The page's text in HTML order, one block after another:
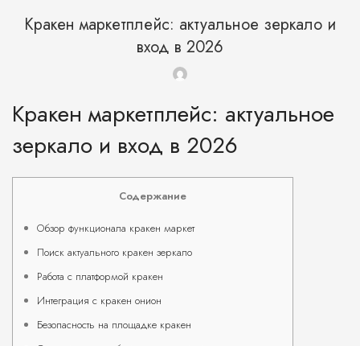
Кракен маркетплейс: актуальное зеркало и
вход в 2026
Кракен маркетплейс: актуальное
зеркало и вход в 2026
Содержание
Обзор функционала кракен маркет
Поиск актуального кракен зеркало
Работа с платформой кракен
Интеграция с кракен онион
Безопасность на площадке кракен